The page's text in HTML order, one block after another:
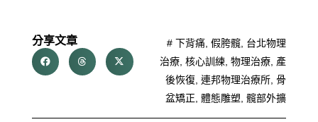
分享文章 # 下背痛,假胯髖, 台北物理
治療,核心訓練,物理治療, 產
後恢復,連邦物理治療所, 骨
盆矯正,體態雕塑,髖部外擴